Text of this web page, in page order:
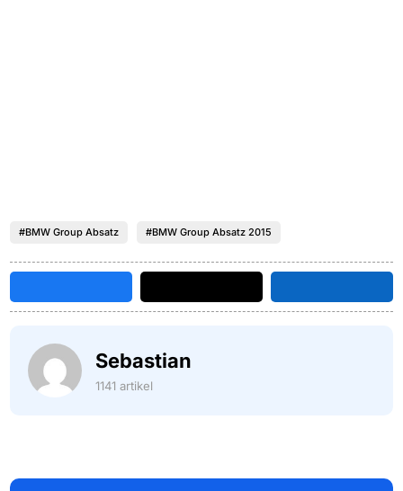
#BMW Group Absatz #BMW Group Absatz 2015
Sebastian
1141 artikel